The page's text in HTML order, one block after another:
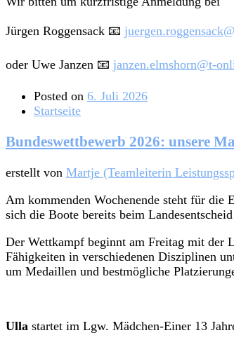
Jürgen Roggensack 📧
oder Uwe Janzen 📧 janzen.elmshorn@t-
Posted on 6. Juli 2026
Startseite
Bundeswettbewerb 2026: unsere
erstellt von Martje (Teamleiterin
Am kommenden Wochenende steht für die
sich die Boote bereits beim
Der Wettkampf beginnt am Freitag mit der
Fähigkeiten in verschiedenen Disziplinen
um Medaillen und bestmögliche
Ulla startet im Lgw. Mädchen-Einer 13